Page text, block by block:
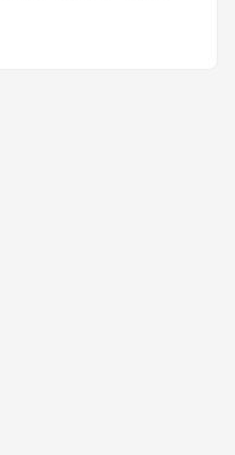
resposta. O